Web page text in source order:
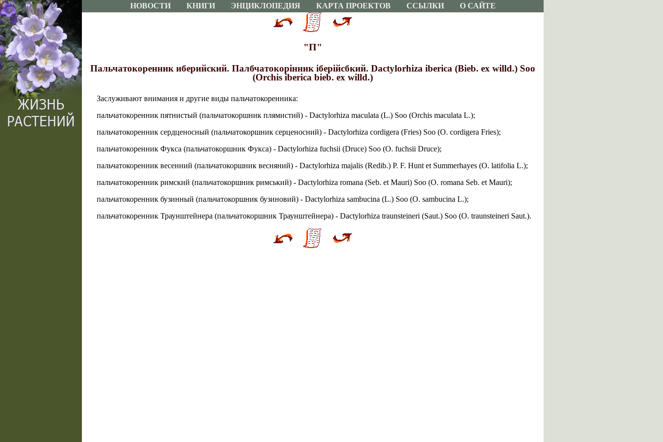
НОВОСТИ КНИГИ ЭНЦИКЛОПЕДИЯ КАРТА ПРОЕКТОВ ССЫЛКИ О САЙТЕ
"П"
Пальчатокоренник иберийский. Палбчатокорiнник iберiйсбкий. Dactylorhiza iberica (Bieb. ex willd.) Soo
(Orchis iberica bieb. ex willd.)
Заслуживают внимания и другие виды пальчатокоренника:
пальчатокоренник пятнистый (пальчатокоршник плямистий) - Dactylorhiza maculata (L.) Soo (Orchis maculata L.);
пальчатокоренник сердценосный (пальчатокоршник серценосний) - Dactylorhiza cordigera (Fries) Soo (O. cordigera Fries);
пальчатокоренник Фукса (пальчатокоршник Фукса) - Dactylorhiza fuchsii (Druce) Soo (O. fuchsii Druce);
пальчатокоренник весенний (пальчатокоршник весняний) - Dactylorhiza majalis (Redib.) P. F. Hunt et Summerhayes (O. latifolia L.);
пальчатокоренник римский (пальчатокоршник римський) - Dactylorhiza romana (Seb. et Mauri) Soo (O. romana Seb. et Mauri);
пальчатокоренник бузинный (пальчатокоршник бузиновий) - Dactylorhiza sambucina (L.) Soo (O. sambucina L.);
пальчатокоренник Траунштейнера (пальчатокоршник Траунштейнера) - Dactylorhiza traunsteineri (Saut.) Soo (O. traunsteineri Saut.).